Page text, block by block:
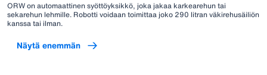
ORW on automaattinen syöttöyksikkö, joka jakaa karkearehun tai
sekarehun lehmille. Robotti voidaan toimittaa joko 290 litran väkirehusäiliön
kanssa tai ilman.
Näytä enemmän